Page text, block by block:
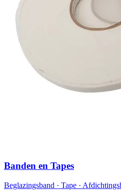
Banden en Tapes
Beglazingsband · Tape ·